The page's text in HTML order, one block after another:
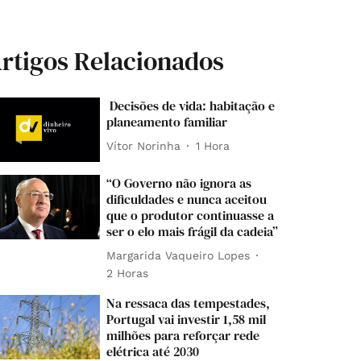
Relacionados
Decisões de vida: habitação e
planeamento familiar
Vítor Norinha 1 Hora
“O Governo não ignora as
dificuldades e nunca aceitou
que o produtor continuasse a
ser o elo mais frágil da cadeia”
Margarida Vaqueiro Lopes
2 Horas
Na ressaca das tempestades,
Portugal vai investir 1,58 mil
milhões para reforçar rede
elétrica até 2030